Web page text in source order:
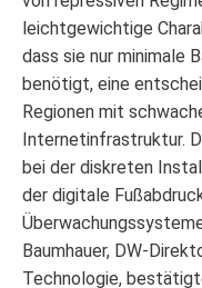
leichtgewichtige
dass sie nur minimale
benötigt, eine
Regionen mit
Internetinfrastruktur.
bei der diskreten
der digitale
Baumhauer, DW-
Technologie,